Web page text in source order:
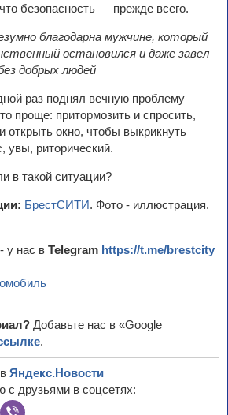
безопасность — прежде всего.
благодарна мужчине, который
остановился и даже завел
добрых людей
раз поднял вечную проблему
проще: притормозить и спросить,
открыть окно, чтобы выкрикнуть
увы, риторический.
в такой ситуации?
БрестСИТИ. Фото - иллюстрация.
у нас в Telegram https://t.me/brestcity
Добавьте нас в «Google
.
Яндекс.Новости
с друзьями в соцсетях: